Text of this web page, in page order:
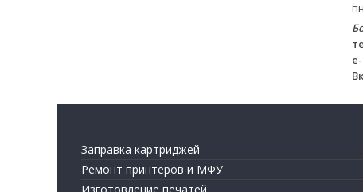
Заправка картриджей
Ремонт принтеров и МФУ